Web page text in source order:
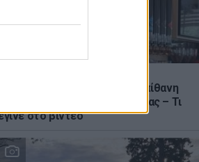
Ο Γιώργος Μανίκας έστησε απίθανη
φάρσα σε υπάλληλο καφετέριας – Τι
στο βίντεο